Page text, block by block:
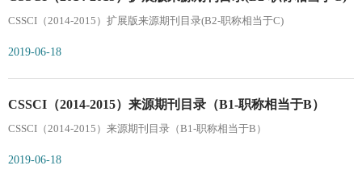
CSSCI（2014-2015）扩展版来源期刊目录(B2-职称相当于C)
2019-06-18
CSSCI（2014-2015）来源期刊目录（B1-职称相当于B）
CSSCI（2014-2015）来源期刊目录（B1-职称相当于B）
2019-06-18